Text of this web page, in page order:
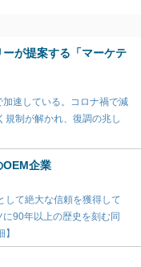
が提案する「マーケテ
速している。コロナ禍で減
規制が解かれ、復調の兆し
OEM企業
して絶大な信頼を獲得して
90年以上の歴史を刻む同